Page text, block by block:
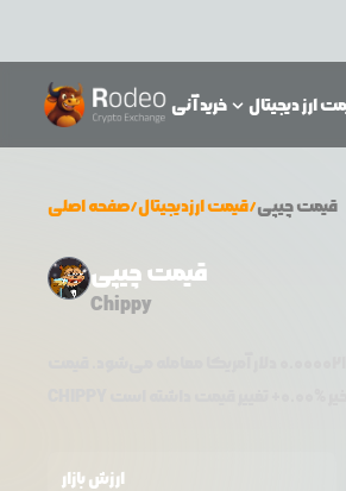
خرید آنی ارز دیجیتال
صفحه اصلی/قیمت ارزدیجیتال/ قیمتچیپی
قیمت چیپی
Chippy
ارزش بازار